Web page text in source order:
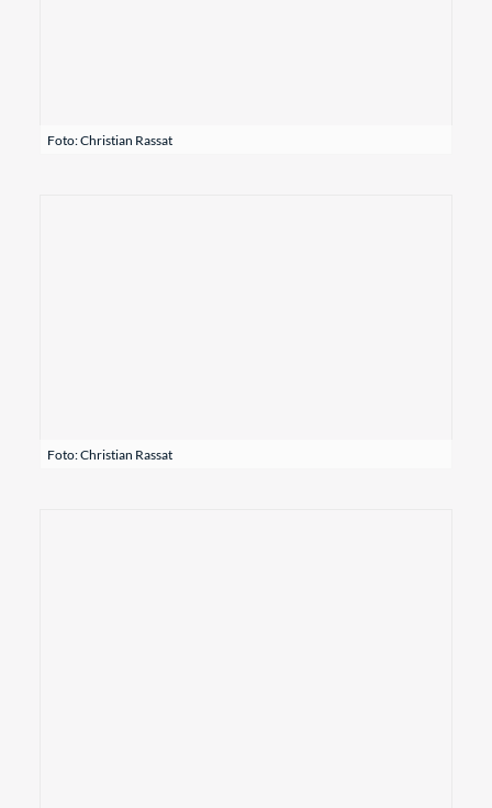
Foto: Christian Rassat
Foto: Christian Rassat